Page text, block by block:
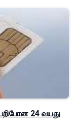
24 வயது